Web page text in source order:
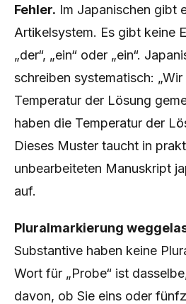
Fehler. Im Japanischen gibt
Artikelsystem. Es gibt keine
„der“, „ein“ oder „ein“.
schreiben systematisch:
Temperatur der Lösung
haben die Temperatur der
Dieses Muster taucht in
unbearbeiteten Manuskript
auf.
Pluralmarkierung
Substantive haben keine
Wort für „Probe“ ist
davon, ob Sie eins oder